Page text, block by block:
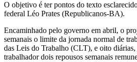
O objetivo é ter pontos do texto
federal Léo Prates (Republicanos-BA).
Encaminhado pelo governo em abril, o
semanais o limite da jornada normal de
das Leis do Trabalho (CLT), e oito
trabalhador dois repousos semanais